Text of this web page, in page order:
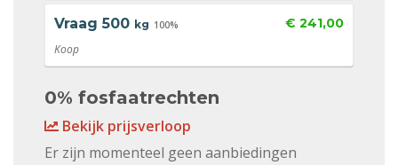
Vraag 500 kg 100% € 241,00
Koop
0% fosfaatrechten
Bekijk prijsverloop
Er zijn momenteel geen aanbiedingen